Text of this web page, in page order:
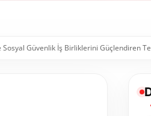
Sosyal Güvenlik İş Birliklerini Güçlendiren